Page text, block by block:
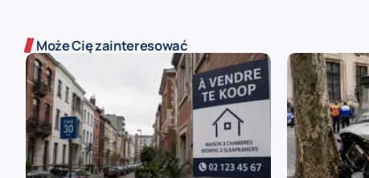
Może Cię zainteresować